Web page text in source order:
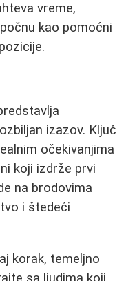
vreme,
kao pomoćni
izazov. Ključ
očekivanjima
koji izdrže prvi
na brodovima
i štedeći
korak, temeljno